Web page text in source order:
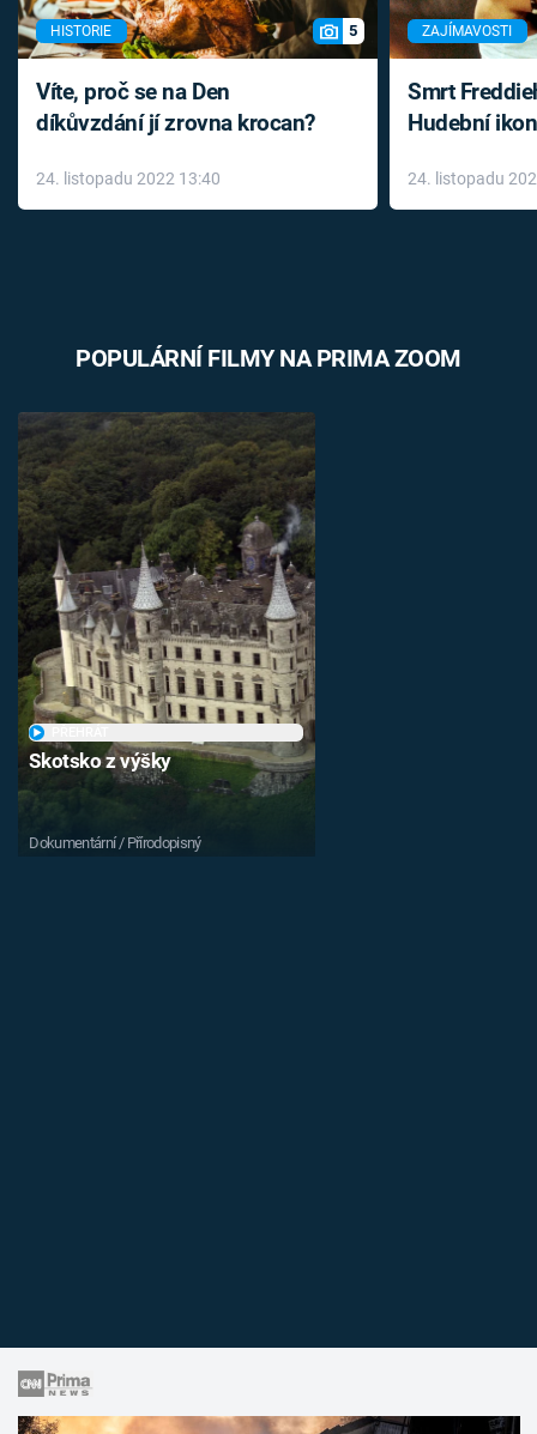
HISTORIE 5
Víte, proč se na Den
díkůvzdání jí zrovna krocan?
24. listopadu 2022 13:40
ZAJÍMAVOSTI
Smrt
Hudební
léky
24. listopadu
POPULÁRNÍ FILMY NA PRIMA ZOOM
Skotsko z výšky
Dokumentární / Přírodopisný